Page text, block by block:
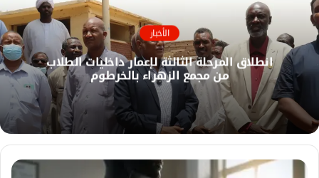
ا
ل
و
ي
ب
و
ك الأخبار
انطلاق المرحلة الثالثة لإعمار داخليات الطلاب
من مجمع الزهراء بالخرطوم